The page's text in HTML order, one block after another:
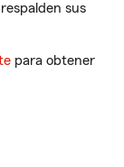
sus
para obtener